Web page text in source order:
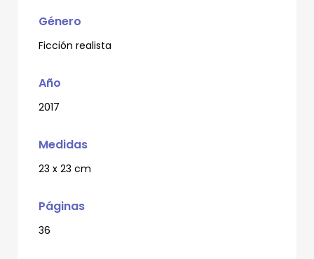
Género
Ficción realista
Año
2017
Medidas
23 x 23 cm
Páginas
36